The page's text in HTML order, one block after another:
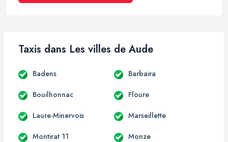
Taxis dans Les villes de Aude
Badens Barbaira
Bouilhonnac Floure
Laure-Minervois Marseillette
Montirat 11 Monze